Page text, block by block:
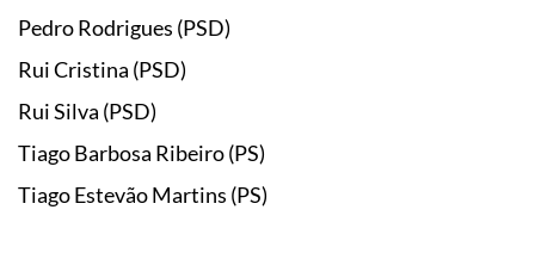
Pedro Rodrigues (PSD)
Rui Cristina (PSD)
Rui Silva (PSD)
Tiago Barbosa Ribeiro (PS)
Tiago Estevão Martins (PS)